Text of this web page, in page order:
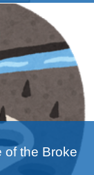
of the Broke